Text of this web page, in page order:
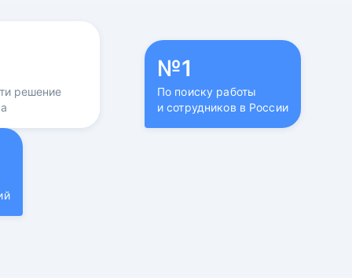
решение
№1
По поиску работы
и сотрудников в России